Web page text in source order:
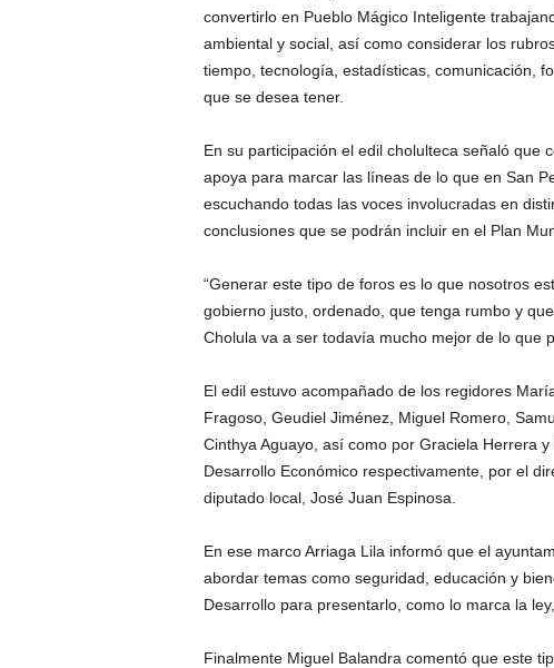
convertirlo en Pueblo Mágico Inteligente
ambiental y social, así como considerar los
tiempo, tecnología, estadísticas, comunicación,
que se desea tener.
En su participación el edil cholulteca señaló que
apoya para marcar las líneas de lo que en San
escuchando todas las voces involucradas en
conclusiones que se podrán incluir en el Plan
“Generar este tipo de foros es lo que nosotros
gobierno justo, ordenado, que tenga rumbo y
Cholula va a ser todavía mucho mejor de lo que
El edil estuvo acompañado de los regidores
Fragoso, Geudiel Jiménez, Miguel Romero,
Cinthya Aguayo, así como por Graciela Herrera
Desarrollo Económico respectivamente, por el
diputado local, José Juan Espinosa.
En ese marco Arriaga Lila informó que el
abordar temas como seguridad, educación y
Desarrollo para presentarlo, como lo marca la
Finalmente Miguel Balandra comentó que este